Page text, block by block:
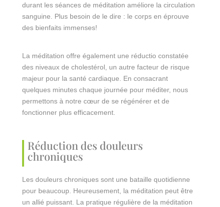
durant les séances de méditation améliore la circulation
sanguine. Plus besoin de le dire : le corps en éprouve
des bienfaits immenses!
La méditation offre également une réductio constatée
des niveaux de cholestérol, un autre facteur de risque
majeur pour la santé cardiaque. En consacrant
quelques minutes chaque journée pour méditer, nous
permettons à notre cœur de se régénérer et de
fonctionner plus efficacement.
Réduction des douleurs
chroniques
Les douleurs chroniques sont une bataille quotidienne
pour beaucoup. Heureusement, la méditation peut être
un allié puissant. La pratique régulière de la méditation